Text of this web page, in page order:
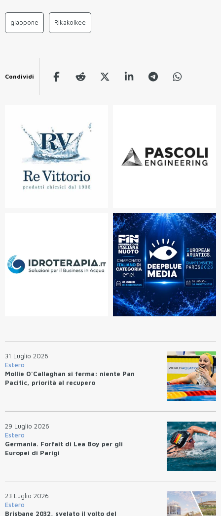
giappone RikakoIkee
Condividi
31 Luglio 2026
Estero
Mollie O'Callaghan si ferma: niente Pan
Pacific, priorità al recupero
29 Luglio 2026
Estero
Germania. Forfait di Lea Boy per gli
Europei di Parigi
23 Luglio 2026
Estero
Brisbane 2032, svelato il volto del